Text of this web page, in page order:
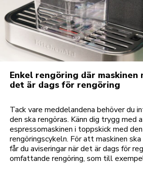
Enkel rengöring där maskinen
det är dags för rengöring
Tack vare meddelandena behöver du
den ska rengöras. Känn dig trygg med
espressomaskinen i toppskick med
rengöringscykeln. För att maskinen
får du aviseringar när det är dags för
omfattande rengöring, som till